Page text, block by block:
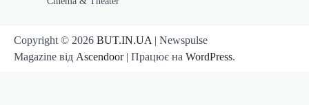
Copyright © 2026 BUT.IN.UA | Newspulse
Magazine від Ascendoor| Працює на WordPress.